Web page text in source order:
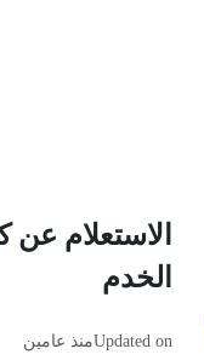
الاستعلام عن
الخدم
Updated onمنذ عامين